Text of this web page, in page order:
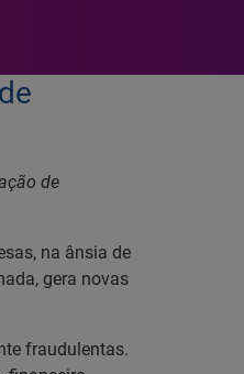
de
na ânsia de
gera novas
fraudulentas.